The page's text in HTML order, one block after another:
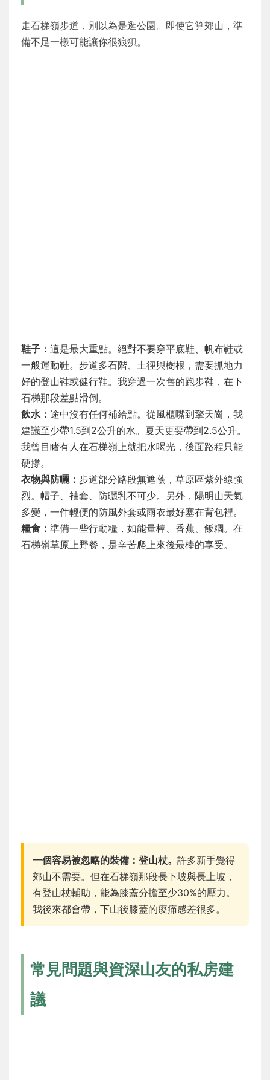
走石梯嶺步道，別以為是逛公園。即使它算郊山，準
備不足一樣可能讓你很狼狽。
鞋子： 這是最大重點。絕對不要穿平底鞋、帆布鞋或
一般運動鞋。步道多石階、土徑與樹根，需要抓地力
好的登山鞋或健行鞋。我穿過一次舊的跑步鞋，在下
石梯那段差點滑倒。
飲水： 途中沒有任何補給點。從風櫃嘴到擎天崗，我
建議至少帶1.5到2公升的水。夏天更要帶到2.5公升。
我曾目睹有人在石梯嶺上就把水喝光，後面路程只能
硬撐。
衣物與防曬： 步道部分路段無遮蔭，草原區紫外線強
烈。帽子、袖套、防曬乳不可少。另外，陽明山天氣
多變，一件輕便的防風外套或雨衣最好塞在背包裡。
糧食： 準備一些行動糧，如能量棒、香蕉、飯糰。在
石梯嶺草原上野餐，是辛苦爬上來後最棒的享受。
一個容易被忽略的裝備：登山杖。 許多新手覺得
郊山不需要。但在石梯嶺那段長下坡與長上坡，
有登山杖輔助，能為膝蓋分擔至少30%的壓力。
我後來都會帶，下山後膝蓋的痠痛感差很多。
常見問題與資深山友的私房建
議